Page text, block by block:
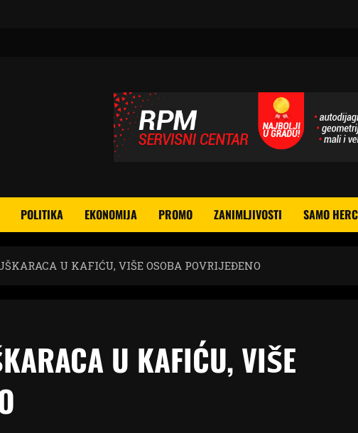
POLITIKA EKONOMIJA PROMO ZANIMLJIVOSTI SAMO
U KAFIĆU, VIŠE OSOBA POVRIJEĐENO
U KAFIĆU, VIŠE